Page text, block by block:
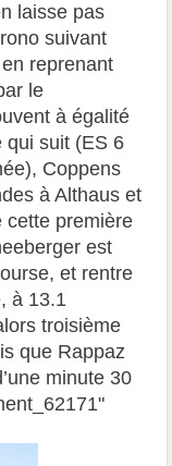
laisse pas
suivant
reprenant
le
à égalité
qui suit (ES 6
Coppens
à Althaus et
cette première
est
et rentre
à 13.1
troisième
que Rappaz
minute 30